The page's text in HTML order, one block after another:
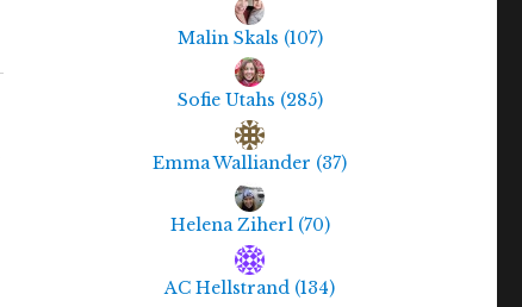
Malin Skals (107)
Sofie Utahs (285)
Emma Walliander (37)
Helena Ziherl (70)
AC Hellstrand (134)